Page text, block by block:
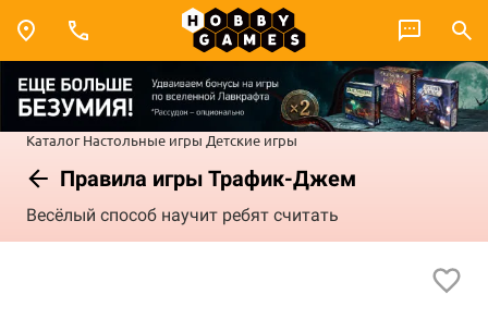
Каталог Настольные игры Детские игры
Правила игры Трафик-Джем
Весёлый способ научит ребят считать